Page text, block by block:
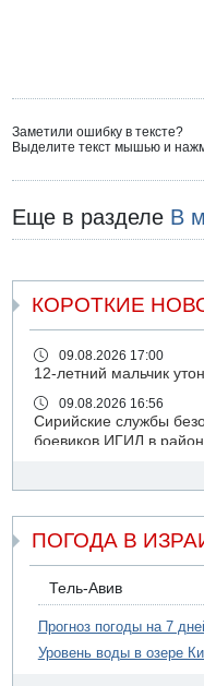
Заметили ошибку в тексте?
Выделите текст мышью и
Еще в разделе В
КОРОТКИЕ
09.08.2026 17:00
12-летний мальчик
09.08.2026 16:56
Сирийские службы
боевиков ИГИЛ в
Прогноз погоды: с
09.08.2026 15:49
Хуситы сообщили об
09.08.2026 14:43
Умер пятилетний
в Лоде
ПОГОДА В
Тель-Авив
Прогноз погоды на 7
Уровень воды в озере